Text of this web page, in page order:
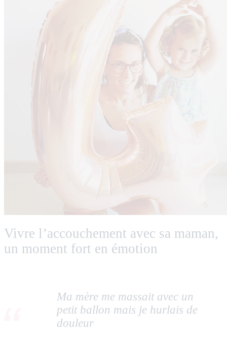
Vivre l’accouchement avec sa maman,
un moment fort en émotion
Ma mère me massait avec un
petit ballon mais je hurlais de
douleur